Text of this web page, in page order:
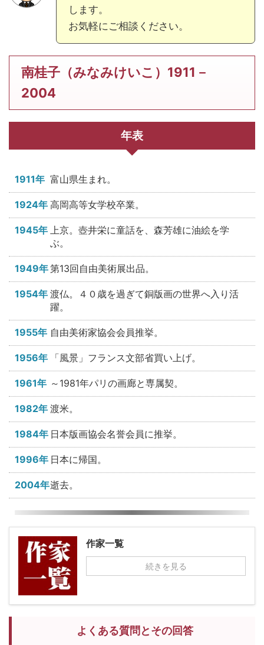
します。
お気軽にご相談ください。
南桂子（みなみけいこ）1911－
2004
年表
1911年 富山県生まれ。
1924年 高岡高等女学校卒業。
1945年 上京。壺井栄に童話を、森芳雄に油絵を学
ぶ。
1949年第13回自由美術展出品。
1954年 渡仏。４０歳を過ぎて銅版画の世界へ入り活
躍。
1955年 自由美術家協会会員推挙。
1956年 「風景」フランス文部省買い上げ。
1961年 ～1981年パリの画廊と専属契。
1982年 渡米。
1984年 日本版画協会名誉会員に推挙。
1996年 日本に帰国。
2004年逝去。
作家一覧
続きを見る
よくある質問とその回答